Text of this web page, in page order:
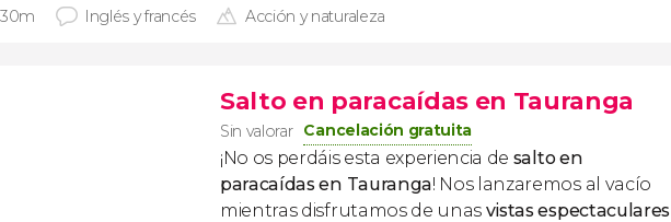
Inglés y francés Acción y naturaleza
Salto en paracaídas en Tauranga
Sin valorar Cancelación gratuita
¡No os perdáis esta experiencia de salto en
paracaídas en Tauranga! Nos lanzaremos al vacío
mientras disfrutamos de unas vistas espectaculares